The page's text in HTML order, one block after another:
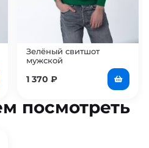
Зелёный свитшот
мужской
1 370 ₽
посмотреть